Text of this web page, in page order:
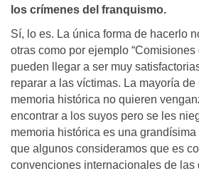
los crímenes del franquismo.
Sí, lo es. La única forma de hacerlo
otras como por ejemplo “Comisiones
pueden llegar a ser muy
reparar a las víctimas. La mayoría
memoria histórica no quieren
encontrar a los suyos pero se les
memoria histórica es una
que algunos consideramos que es
convenciones internacionales de las